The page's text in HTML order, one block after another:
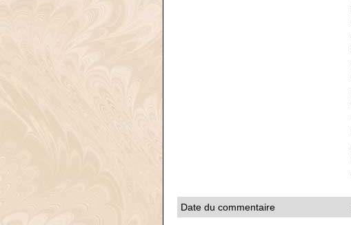
Date du commentaire